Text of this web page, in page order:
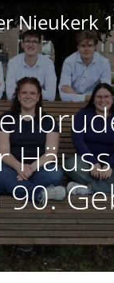
Inhalt
Nieukerk